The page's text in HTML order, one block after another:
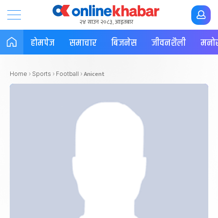
२४ साउन २०८३, आइतबार
होमपेज समाचार बिजनेस जीवनशैली
Home › Sports › Football › Anicent